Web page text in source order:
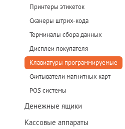
Принтеры этикеток
Сканеры штрих-кода
Терминалы сбора данных
Дисплеи покупателя
Клавиатуры программируемые
Считыватели магнитных карт
POS системы
Денежные ящики
Кассовые аппараты